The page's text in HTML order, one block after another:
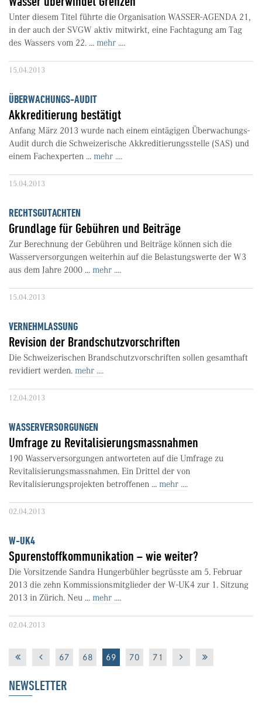
Unter diesem Titel führte die Organisation WASSER-AGENDA 21,
in der auch der SVGW aktiv mitwirkt, eine Fachtagung am Tag
des Wassers vom 22. ... mehr ....
15.04.2013
ÜBERWACHUNGS-AUDIT
Akkreditierung bestätigt
Anfang März 2013 wurde nach einem eintägigen Überwachungs-
Audit durch die Schweizerische Akkreditierungsstelle (SAS) und
einem Fachexperten ... mehr ....
15.04.2013
RECHTSGUTACHTEN
Grundlage für Gebühren und Beiträge
Zur Berechnung der Gebühren und Beiträge können sich die
Wasserversorgungen weiterhin auf die Belastungswerte der W3
aus dem Jahre 2000 ... mehr ....
15.04.2013
VERNEHMLASSUNG
Revision der Brandschutzvorschriften
Die Schweizerischen Brandschutzvorschriften sollen gesamthaft
revidiert werden. mehr ....
12.04.2013
WASSERVERSORGUNGEN
Umfrage zu Revitalisierungsmassnahmen
190 Wasserversorgungen antworteten auf die Umfrage zu
Revitalisierungsmassnahmen. Ein Drittel der von
Revitalisierungsprojekten betroffenen ... mehr ....
02.04.2013
W-UK4
Spurenstoffkommunikation – wie weiter?
Die Vorsitzende Sandra Hungerbühler begrüsste am 5. Februar
2013 die zehn Kommissionsmitglieder der W-UK4 zur 1. Sitzung
2013 in Zürich. Neu ... mehr ....
02.04.2013
67 68 69 70 71
NEWSLETTER